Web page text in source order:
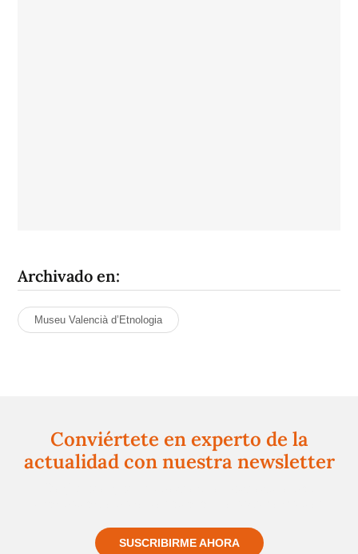
Archivado en:
Museu Valencià d’Etnologia
Conviértete en experto de la
actualidad con nuestra newsletter
SUSCRIBIRME AHORA